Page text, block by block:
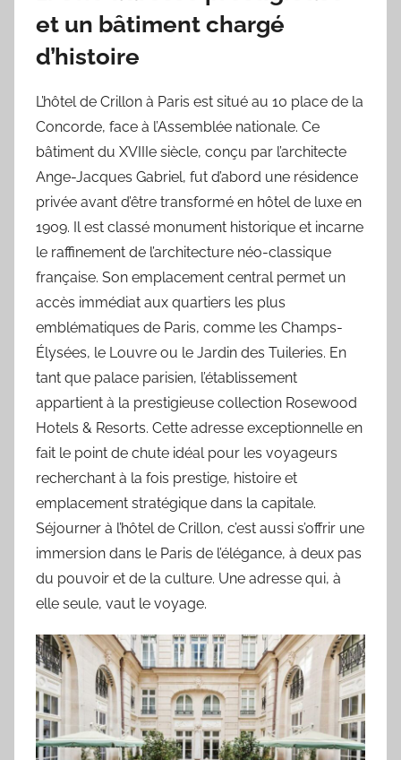
et un bâtiment chargé
d’histoire
L’hôtel de Crillon à Paris est situé au 10 place de la
Concorde, face à l’Assemblée nationale. Ce
bâtiment du XVIIIe siècle, conçu par l’architecte
Ange-Jacques Gabriel, fut d’abord une résidence
privée avant d’être transformé en hôtel de luxe en
1909. Il est classé monument historique et incarne
le raffinement de l’architecture néo-classique
française. Son emplacement central permet un
accès immédiat aux quartiers les plus
emblématiques de Paris, comme les Champs-
Élysées, le Louvre ou le Jardin des Tuileries. En
tant que palace parisien, l’établissement
appartient à la prestigieuse collection Rosewood
Hotels & Resorts. Cette adresse exceptionnelle en
fait le point de chute idéal pour les voyageurs
recherchant à la fois prestige, histoire et
emplacement stratégique dans la capitale.
Séjourner à l’hôtel de Crillon, c’est aussi s’offrir une
immersion dans le Paris de l’élégance, à deux pas
du pouvoir et de la culture. Une adresse qui, à
elle seule, vaut le voyage.